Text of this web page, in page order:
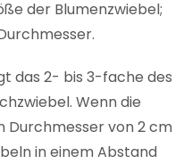
der Blumenzwiebel;
das 2- bis 3-fache des
Wenn die
Durchmesser von 2 cm
in einem Abstand